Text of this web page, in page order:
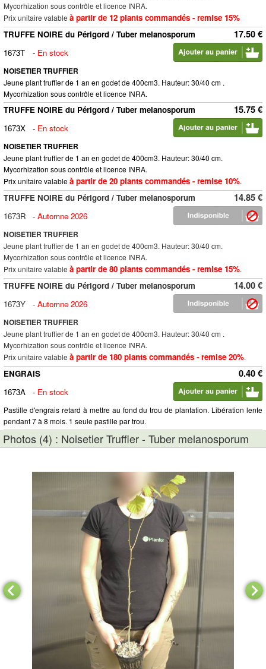
Mycorhization sous contrôle et licence INRA.
Prix unitaire valable à partir de 12 plants commandés - remise 15%
17.50 €
TRUFFE NOIRE du Périgord / Tuber melanosporum
1673T
- En stock
NOISETIER TRUFFIER
Jeune plant truffier de 1 an en godet de 400cm3. Hauteur: 30/40 cm .
Mycorhization sous contrôle et licence INRA.
15.75 €
TRUFFE NOIRE du Périgord / Tuber melanosporum
1673X
- En stock
NOISETIER TRUFFIER
Jeune plant truffier de 1 an en godet de 400cm3. Hauteur: 30/40 cm.
Mycorhization sous contrôle et licence INRA.
Prix unitaire valableà partir de 20 plants commandés - remise 10%.
14.85 €
TRUFFE NOIRE du Périgord / Tuber melanosporum
1673R
- Automne 2026
NOISETIER TRUFFIER
Jeune plant truffier de 1 an en godet de 400cm3. Hauteur: 30/40 cm.
Mycorhization sous contrôle et licence INRA.
Prix unitaire valable à partir de 80 plants commandés - remise 15%.
14.00 €
TRUFFE NOIRE du Périgord / Tuber melanosporum
1673Y
- Automne 2026
NOISETIER TRUFFIER
Jeune plant truffier de 1 an en godet de 400cm3. Hauteur: 30/40 cm .
Mycorhization sous contrôle et licence INRA.
Prix unitaire valable à partir de 180 plants commandés - remise 20%.
0.40 €
ENGRAIS
1673A
- En stock
Pastille d'engrais retard à mettre au fond du trou de plantation. Libération lente
pendant 7 à 8 mois. 1 seule pastille par trou.
Photos (4) : Noisetier Truffier - Tuber melanosporum